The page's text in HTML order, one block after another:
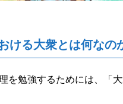
ける大衆とは何なの
を勉強するためには、「